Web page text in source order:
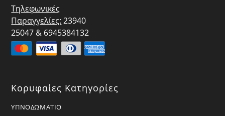
Τηλεφωνικές
Παραγγελίες: 23940
25047 & 6945384132
Κορυφαίες Κατηγορίες
ΥΠΝΟΔΩΜΑΤΙΟ